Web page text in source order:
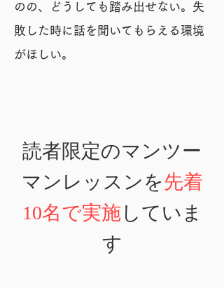
のの、どうしても踏み出せない。失
敗した時に話を聞いてもらえる環境
がほしい。
読者限定のマンツー
マンレッスンを先着
10名で実施していま
す